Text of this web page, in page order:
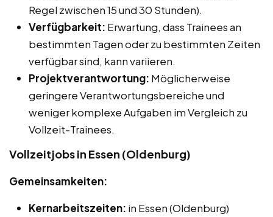
Regel zwischen 15 und 30 Stunden).
Verfügbarkeit: Erwartung, dass Trainees an
bestimmten Tagen oder zu bestimmten Zeiten
verfügbar sind, kann variieren.
Projektverantwortung: Möglicherweise
geringere Verantwortungsbereiche und
weniger komplexe Aufgaben im Vergleich zu
Vollzeit-Trainees.
Vollzeitjobs in Essen (Oldenburg)
Gemeinsamkeiten:
Kernarbeitszeiten: in Essen (Oldenburg)